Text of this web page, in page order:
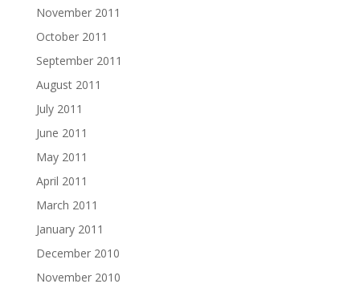
November 2011
October 2011
September 2011
August 2011
July 2011
June 2011
May 2011
April 2011
March 2011
January 2011
December 2010
November 2010